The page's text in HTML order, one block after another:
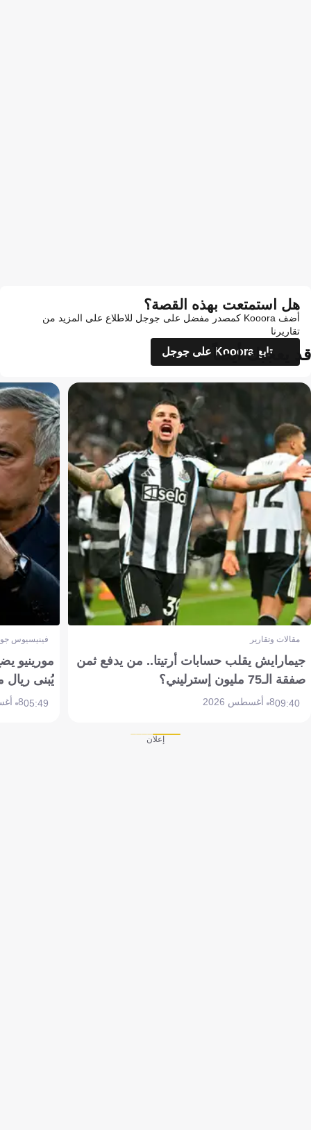
هل استمتعت بهذه القصة؟
أضف Kooora كمصدر مفضل على جوجل للاطلاع على المزيد من
تقاريرنا
تابع Kooora على جوجل
قد يعجبك أيضاً
مقالات وتقارير
جيمارايش يقلب حسابات أرتيتا.. من يدفع ثمن
صفقة الـ75 مليون إسترليني؟
09:408 أغسطس 2026
فينيسيوس
مورينيو
يُبنى ريال
05:498 أغسطس 2026
إعلان